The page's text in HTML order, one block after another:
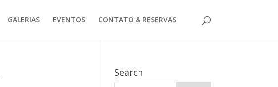
GALERIAS EVENTOS CONTATO & RESERVAS
Search